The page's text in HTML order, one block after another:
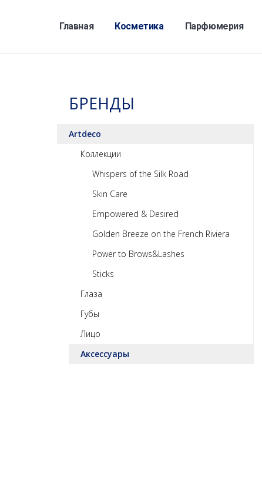
Главная Косметика Парфюмерия
БРЕНДЫ
Artdeco
Коллекции
Whispers of the Silk Road
Skin Care
Empowered & Desired
Golden Breeze on the French Riviera
Power to Brows&Lashes
Sticks
Глаза
Губы
Лицо
Аксессуары